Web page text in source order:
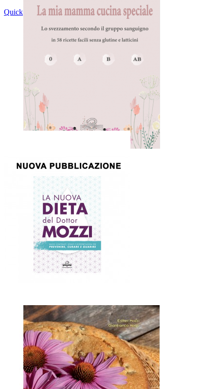
Quick view
La mia mamma cucina speciale
Quick view
La nuova dieta del Dottor...
22,00 €
Quick view